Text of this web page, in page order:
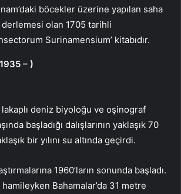
böcekler üzerine yapılan saha
derlemesi olan 1705 tarihli
Surinamensium’ kitabıdır.
– )
lakaplı deniz biyoloğu ve oşinograf
başladığı dalışlarının yaklaşık 70
bir yılını su altında geçirdi.
1960’ların sonunda başladı.
hamileyken Bahamalar’da 31 metre